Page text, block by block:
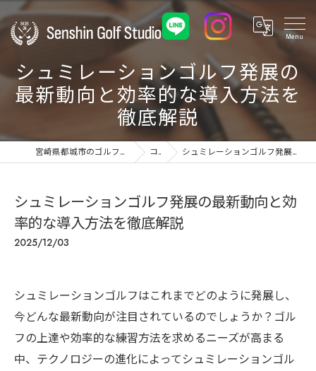
シュミレーションゴルフ発展の
最新動向と効率的な導入方法を
徹底解説
宮崎県都城市のゴルフ練習場ならSenshin Golf Studio 24 コラム シュミレーションゴルフ発展の最新動向と効率的な導入方法を徹底解説
シュミレーションゴルフ発展の最新動向と効
率的な導入方法を徹底解説
2025/12/03
シュミレーションゴルフはこれまでどのように発展し、
今どんな最新動向が注目されているのでしょうか？ゴル
フの上達や効率的な練習方法を求めるニーズが高まる
中、テクノロジーの進化によってシュミレーションゴル